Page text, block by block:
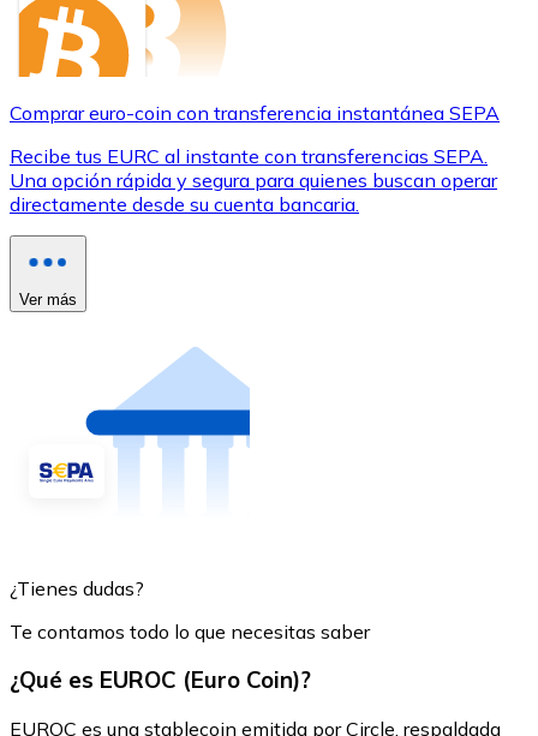
Comprar euro-coin con transferencia instantánea SEPA
Recibe tus EURC al instante con transferencias SEPA.
Una opción rápida y segura para quienes buscan operar
directamente desde su cuenta bancaria.
Ver más
¿Tienes dudas?
Te contamos todo lo que necesitas saber
¿Qué es EUROC (Euro Coin)?
EUROC es una stablecoin emitida por Circle, respaldada